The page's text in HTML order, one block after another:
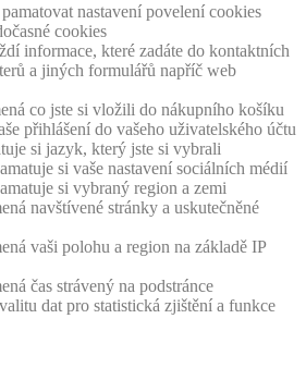
nastavení povelení cookies
cookies
informace, které zadáte do kontaktních
a jiných formulářů napříč web
co jste si vložili do nákupního košíku
přihlášení do vašeho uživatelského účtu
si jazyk, který jste si vybrali
si vaše nastavení sociálních médií
si vybraný region a zemi
navštívené stránky a uskutečněné
vaši polohu a region na základě IP
čas strávený na podstránce
dat pro statistická zjištění a funkce